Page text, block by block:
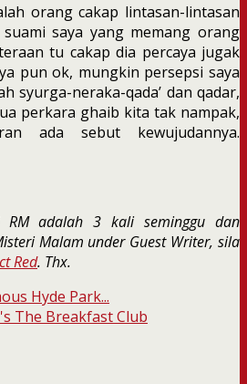
orang cakap lintasan-lintasan
saya yang memang orang
tu cakap dia percaya jugak
pun ok, mungkin persepsi saya
syurga-neraka-qada’ dan qadar,
perkara ghaib kita tak nampak,
ada sebut kewujudannya.
adalah 3 kali seminggu dan
Malam under Guest Writer, sila
Red. Thx.
Hyde Park...
The Breakfast Club